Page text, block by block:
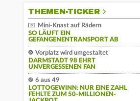
THEMEN-TICKER
Mini-Knast auf Rädern
SO LÄUFT EIN
GEFANGENENTRANSPORT AB
Vorplatz wird umgestaltet
DARMSTADT 98 EHRT
UNVERGESSENEN FAN
6 aus 49
LOTTOGEWINN: NUR EINE ZAHL
FEHLTE ZUM 50-MILLIONEN-